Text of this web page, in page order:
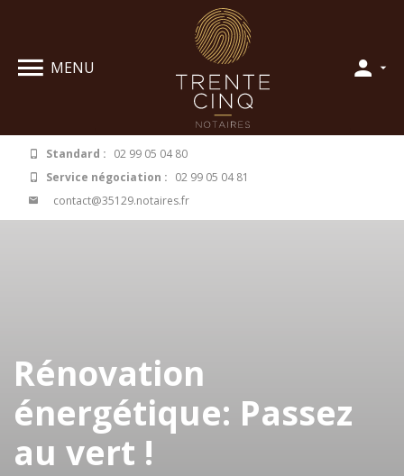
MENU
Standard : 02 99 05 04 80
Service négociation : 02 99 05 04 81
contact@35129.notaires.fr
Rénovation
énergétique: Passez
au vert !
Panneau de gestion des cookies